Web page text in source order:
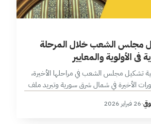
مجلس الشعب خلال المرحلة
في الأولوية والمعايير
تشكيل مجلس الشعب في مراحلها الأخيرة،
الأخيرة في شمال شرق سورية وتبريد ملف
التي مزجت بين التعيين المباشر من قبل
·26 فبراير 2026